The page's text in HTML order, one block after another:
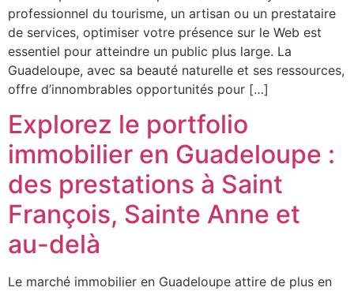
professionnel du tourisme, un artisan ou un prestataire
de services, optimiser votre présence sur le Web est
essentiel pour atteindre un public plus large. La
Guadeloupe, avec sa beauté naturelle et ses ressources,
offre d’innombrables opportunités pour […]
Explorez le portfolio
immobilier en Guadeloupe :
des prestations à Saint
François, Sainte Anne et
au-delà
Le marché immobilier en Guadeloupe attire de plus en